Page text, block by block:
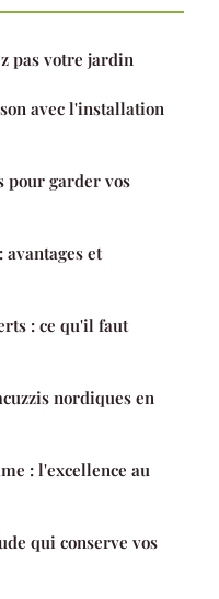
pas votre jardin
avec l'installation
pour garder vos
et
: ce qu'il faut
nordiques en
: l'excellence au
qui conserve vos